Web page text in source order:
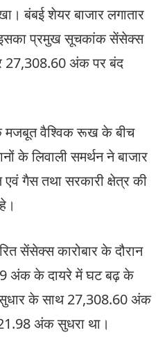
बंबई शेयर बाजार लगातार
प्रमुख सूचकांक सेंसेक्स
अंक पर बंद
मजबूत वैश्विक रूख के बीच
के लिवाली समर्थन ने बाजार
गैस तथा सरकारी क्षेत्र की
सेंसेक्स कारोबार के दौरान
अंक के दायरे में घट बढ़ के
के साथ 27,308.60 अंक
अंक सुधरा था।